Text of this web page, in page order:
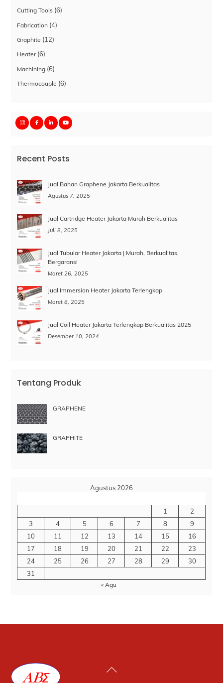
Cutting Tools 66
Fabrication 44
Graphite 1212
Heater 66
Machining 66
Thermocouple 66
Recent Posts
Jual Bahan Graphene Jakarta Berkualitas
Agustus 7, 2025
Jual Cartridge Heater Jakarta Murah Berkualitas
Juli 8, 2025
Jual Tubular Heater Jakarta | Murah, Berkualitas,
Bergaransi
Maret 26, 2025
Jual Immersion Heater Jakarta Terlengkap
Maret 8, 2025
Jual Coil Heater Jakarta Terlengkap Berkualitas 2025
Desember 10, 2024
Tentang Produk
GRAPHENE
GRAPHITE
Agustus 2026
1
2
3
4 5 6 7 8
9
10
11 12 13 14 15
16
17
18 19 20 21 22
23
24
25 26 27 28 29
30
31
« Agu
To